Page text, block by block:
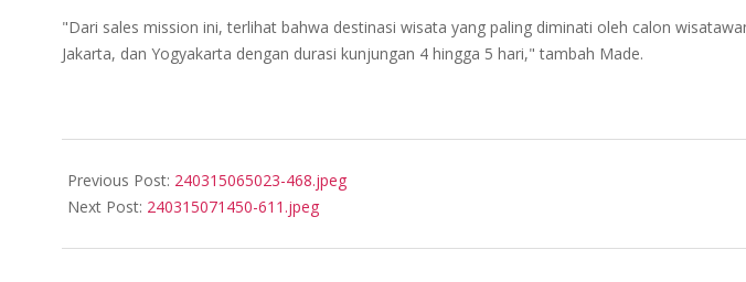
"Dari sales mission ini, terlihat bahwa destinasi wisata yang paling diminati oleh calon
Jakarta, dan Yogyakarta dengan durasi kunjungan 4 hingga 5 hari," tambah Made.
03-
15
Previous Post: 240315065023-468.jpeg
Next Post: 240315071450-611.jpeg